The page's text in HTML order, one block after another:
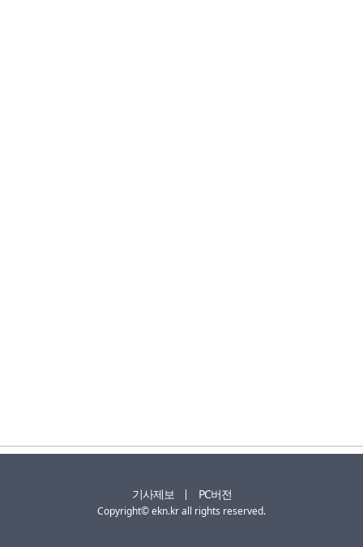
기사제보 PC버전
Copyright© ekn.kr all rights reserved.